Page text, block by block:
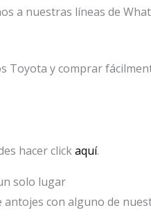
a nuestras líneas de
Toyota y comprar
hacer clickaquí.
solo lugar
con alguno de